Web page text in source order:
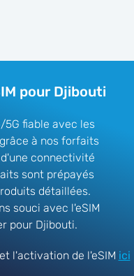
pour Djibouti
fiable avec les
à nos forfaits
connectivité
sont prépayés
détaillées.
souci avec l'eSIM
pour Djibouti.
l'activation de l'eSIM ici